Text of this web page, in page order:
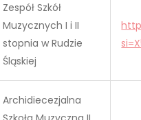
Zespół Szkół
Muzycznych I i II
stopnia w Rudzie
Śląskiej
Archidiecezjalna